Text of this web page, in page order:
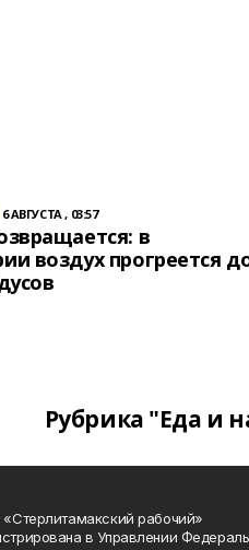
6 АВГУСТА , 03:57
в
воздух прогреется
Рубрика "Еда и
«Стерлитамакский рабочий»
в Управлении